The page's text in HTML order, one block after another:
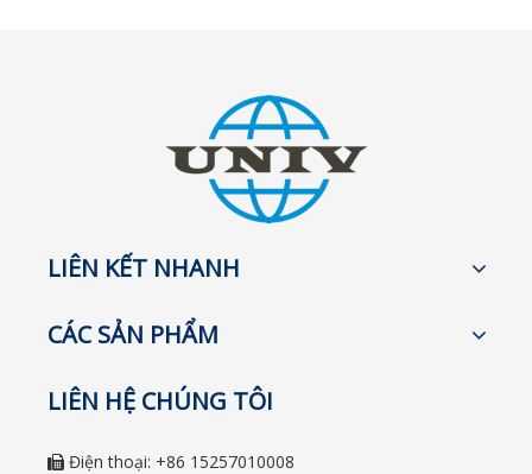
LIÊN KẾT NHANH
CÁC SẢN PHẨM
LIÊN HỆ CHÚNG TÔI
 Điện thoại: +86 15257010008